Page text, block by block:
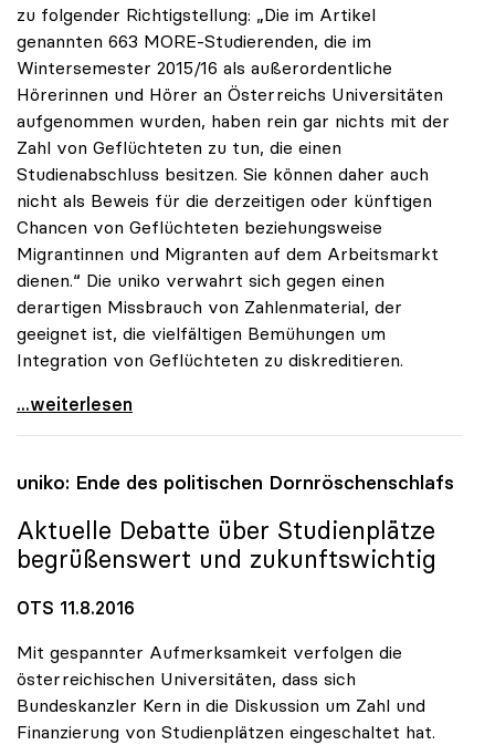
zu folgender Richtigstellung: „Die im Artikel
genannten 663 MORE-Studierenden, die im
Wintersemester 2015/16 als außerordentliche
Hörerinnen und Hörer an Österreichs Universitäten
aufgenommen wurden, haben rein gar nichts mit der
Zahl von Geflüchteten zu tun, die einen
Studienabschluss besitzen. Sie können daher auch
nicht als Beweis für die derzeitigen oder künftigen
Chancen von Geflüchteten beziehungsweise
Migrantinnen und Migranten auf dem Arbeitsmarkt
dienen.“ Die uniko verwahrt sich gegen einen
derartigen Missbrauch von Zahlenmaterial, der
geeignet ist, die vielfältigen Bemühungen um
Integration von Geflüchteten zu diskreditieren.
uniko verwahrt sich gegen Missbrauch der
...weiterlesen
uniko: Ende des politischen Dornröschenschlafs
Aktuelle Debatte über Studienplätze
begrüßenswert und zukunftswichtig
OTS 11.8.2016
Mit gespannter Aufmerksamkeit verfolgen die
österreichischen Universitäten, dass sich
Bundeskanzler Kern in die Diskussion um Zahl und
Finanzierung von Studienplätzen eingeschaltet hat.